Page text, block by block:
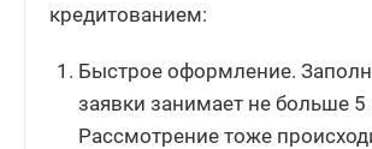
кредитованием:
Быстрое оформление.
заявки занимает не больше 5
Рассмотрение тоже